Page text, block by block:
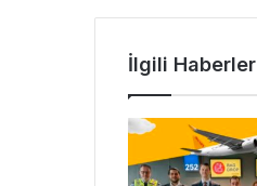
İlgili Haberler